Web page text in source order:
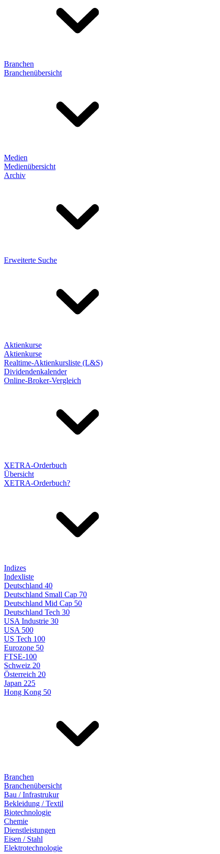
Branchen
Branchenübersicht
Medien
Medienübersicht
Archiv
Erweiterte Suche
Aktienkurse
Aktienkurse
Realtime-Aktienkursliste (L&S)
Dividendenkalender
Online-Broker-Vergleich
XETRA-Orderbuch
Übersicht
XETRA-Orderbuch?
Indizes
Indexliste
Deutschland 40
Deutschland Small Cap 70
Deutschland Mid Cap 50
Deutschland Tech 30
USA Industrie 30
USA 500
US Tech 100
Eurozone 50
FTSE-100
Schweiz 20
Österreich 20
Japan 225
Hong Kong 50
Branchen
Branchenübersicht
Bau / Infrastrukur
Bekleidung / Textil
Biotechnologie
Chemie
Dienstleistungen
Eisen / Stahl
Elektrotechnologie